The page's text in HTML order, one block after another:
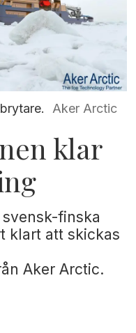
Aker Arctic
klar
finska
klart att skickas
Aker Arctic.